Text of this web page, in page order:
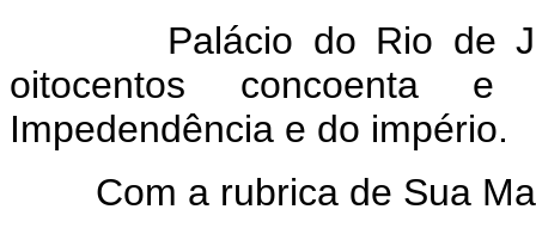
Palácio do Rio de
oitocentos concoenta
Impedendência e do império.
Com a rubrica de Sua